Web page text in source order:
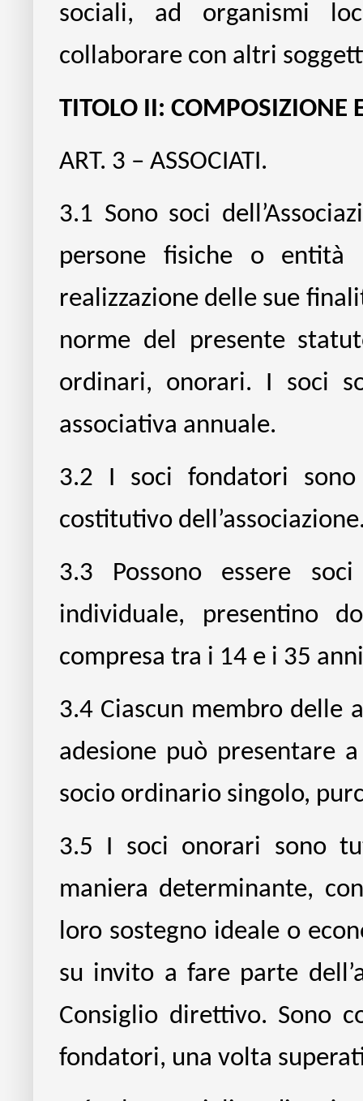
sociali, ad organismi
collaborare con altri
TITOLO II: COMPOSIZIONE
ART. 3 – ASSOCIATI.
3.1 Sono soci
persone fisiche o entità
realizzazione delle sue
norme del presente
ordinari, onorari. I soci
associativa annuale.
3.2 I soci fondatori
costitutivo
3.3
Possono essere
individuale, presentino
compresa tra i 14 e i 35
3.4 Ciascun membro delle
adesione può presentare
socio ordinario singolo,
3.5
I soci onorari sono
maniera determinante,
loro sostegno ideale o
su invito a fare parte
Consiglio direttivo. Sono
fondatori, una volta